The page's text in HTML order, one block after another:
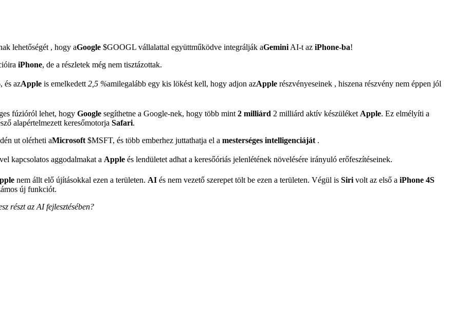
lehetőségét , hogy aGoogle $GOOGL vállalattal együttműködve integrálják aGemini AI-t az iPhone-ba!
iPhone, de a részletek még nem tisztázottak.
, és azApple is emelkedett 2,5 %amilegalább egy kis lökést kell, hogy adjon azApple részvényeseinek , hiszena részvény nem éppen jól
fúzióról lehet, hogy Google segíthetne a Google-nek, hogy több mint 2 milliárd 2 milliárd aktív készüléket Apple. Ez elmélyíti a
alapértelmezett keresőmotorja Safari.
ut olérheti aMicrosoft $MSFT, és több emberhez juttathatja el a mesterséges intelligenciáját .
kapcsolatos aggodalmakat a Apple és lendületet adhat a keresőóriás jelenlétének növelésére irányuló erőfeszítéseinek.
nem állt elő újításokkal ezen a területen. AI és nem vezető szerepet tölt be ezen a területen. Végül is Siri volt az első a iPhone 4S
új funkciót.
részt az AI fejlesztésében?